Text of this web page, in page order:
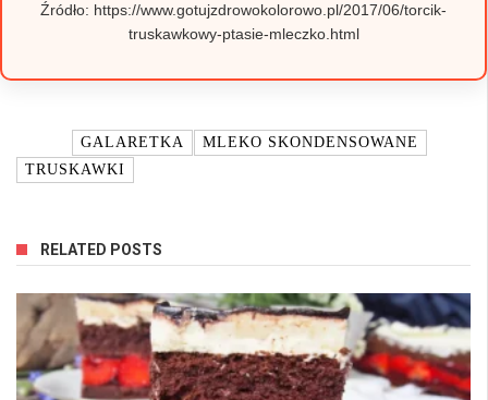
Źródło: https://www.gotujzdrowokolorowo.pl/2017/06/torcik-
truskawkowy-ptasie-mleczko.html
GALARETKA
MLEKO SKONDENSOWANE
TRUSKAWKI
RELATED POSTS